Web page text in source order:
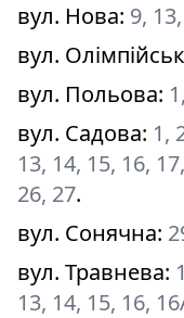
вул. Нова: 9,
вул.
вул. Польова:
вул. Садова: 1,
13, 14, 15, 16,
26, 27.
вул. Сонячна:
вул. Травнева:
13, 14, 15, 16,